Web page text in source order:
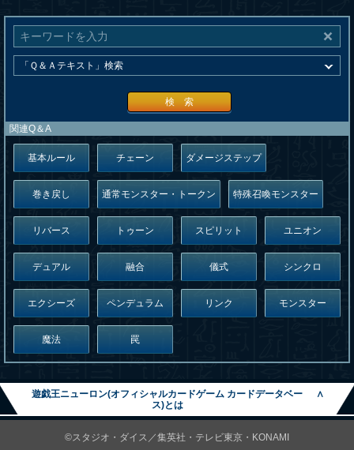
検 索
関連Q＆A
基本ルール チェーン ダメージステップ
巻き戻し 通常モンスター・トークン 特殊召喚モンスター
リバース トゥーン スピリット ユニオン
デュアル 融合 儀式 シンクロ
エクシーズ ペンデュラム リンク モンスター
魔法 罠
遊戯王ニューロン(オフィシャルカードゲーム カードデータベー
ス)とは
∧
©スタジオ・ダイス／集英社・テレビ東京・KONAMI